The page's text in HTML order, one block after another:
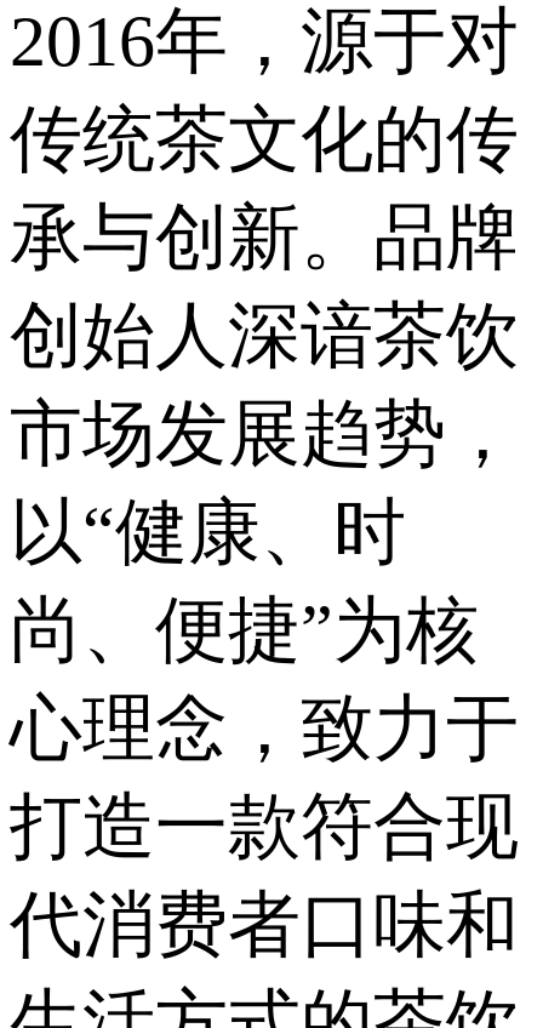
2016年，源于对
传统茶文化的传
承与创新。品牌
创始人深谙茶饮
市场发展趋势，
以“健康、时
尚、便捷”为核
心理念，致力于
打造一款符合现
代消费者口味和